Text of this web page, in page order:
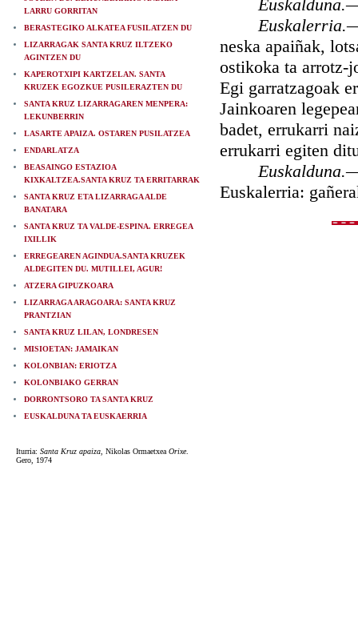
LARRU GORRITAN
BERASTEGIKO ALKATEA FUSILATZEN DU
LIZARRAGAK SANTA KRUZ ILTZEKO
AGINTZEN DU
KAPEROTXIPI KARTZELAN. SANTA
KRUZEK EGOZKUE PUSILERAZTEN DU
SANTA KRUZ LIZARRAGAREN MENPERA:
LEKUNBERRIN
LASARTE APAIZA. OSTAREN PUSILATZEA
ENDARLATZA
BEASAINGO ESTAZIOA
KIXKALTZEA.SANTA KRUZ TA ERRITARRAK
SANTA KRUZ ETA LIZARRAGA ALDE
BANATARA
SANTA KRUZ TA VALDE-ESPINA. ERREGEA
IXILLIK
ERREGEAREN AGINDUA.SANTA KRUZEK
ALDEGITEN DU. MUTILLEI, AGUR!
ATZERA GIPUZKOARA
LIZARRAGA ARAGOARA: SANTA KRUZ
PRANTZIAN
SANTA KRUZ LILAN, LONDRESEN
MISIOETAN: JAMAIKAN
KOLONBIAN: ERIOTZA
KOLONBIAKO GERRAN
DORRONTSORO TA SANTA KRUZ
EUSKALDUNA TA EUSKAERRIA
Iturria: Santa Kruz apaiza , Nikolas Ormaetxea Orixe.
Gero, 1974
neska apaiñak,
ostikoka ta arrotz-
Egi garratzagoak
Jainkoaren
badet, errukarri
errukarri egiten
Euskalerria: